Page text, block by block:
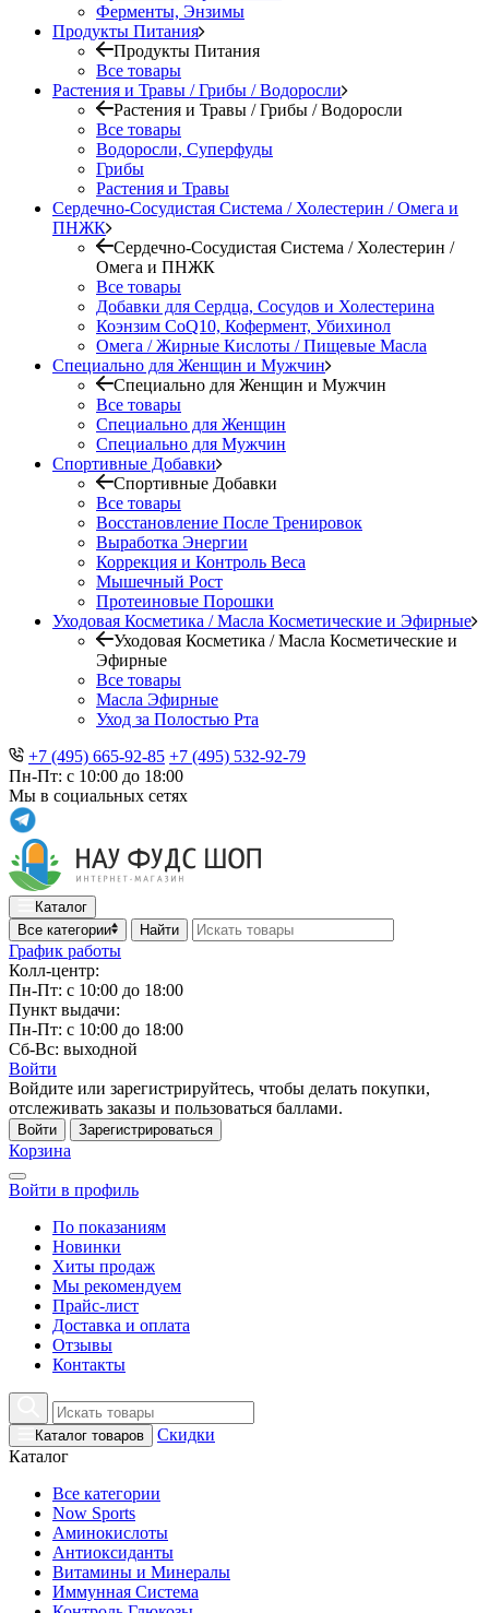
Ферменты, Энзимы
Продукты Питания
Продукты Питания
Все товары
Растения и Травы / Грибы / Водоросли
Растения и Травы / Грибы / Водоросли
Все товары
Водоросли, Суперфуды
Грибы
Растения и Травы
Сердечно-Сосудистая Система / Холестерин / Омега и
ПНЖК
Сердечно-Сосудистая Система / Холестерин /
Омега и ПНЖК
Все товары
Добавки для Сердца, Сосудов и Холестерина
Коэнзим CoQ10, Кофермент, Убихинол
Омега / Жирные Кислоты / Пищевые Масла
Специально для Женщин и Мужчин
Специально для Женщин и Мужчин
Все товары
Специально для Женщин
Специально для Мужчин
Спортивные Добавки
Спортивные Добавки
Все товары
Восстановление После Тренировок
Выработка Энергии
Коррекция и Контроль Веса
Мышечный Рост
Протеиновые Порошки
Уходовая Косметика / Масла Косметические и Эфирные
Уходовая Косметика / Масла Косметические и
Эфирные
Все товары
Масла Эфирные
Уход за Полостью Рта
+7 (495) 665-92-85 +7 (495) 532-92-79
Пн-Пт: с 10:00 до 18:00
Мы в социальных сетях
Каталог
Все категории
Найти
График работы
Колл-центр:
Пн-Пт: с 10:00 до 18:00
Пункт выдачи:
Пн-Пт: с 10:00 до 18:00
Сб-Вс: выходной
Войти
Войдите или зарегистрируйтесь, чтобы делать покупки,
отслеживать заказы и пользоваться баллами.
Войти Зарегистрироваться
Корзина
Войти в профиль
По показаниям
Новинки
Хиты продаж
Мы рекомендуем
Прайс-лист
Доставка и оплата
Отзывы
Контакты
Каталог товаров
Скидки
Каталог
Все категории
Now Sports
Аминокислоты
Антиоксиданты
Витамины и Минералы
Иммунная Система